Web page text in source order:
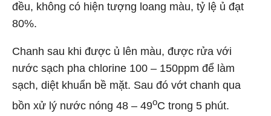
đều, không có hiện tượng loang màu, tỷ lệ ủ đạt
80%.
Chanh sau khi được ủ lên màu, được rửa với
nước sạch pha chlorine 100 – 150ppm để làm
sạch, diệt khuẩn bề mặt. Sau đó vớt chanh qua
bồn xử lý nước nóng 48 – 49oC trong 5 phút.